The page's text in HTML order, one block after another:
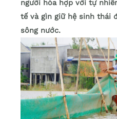
người hòa hợp với tự
tế và gìn giữ hệ sinh thái
sông nước.